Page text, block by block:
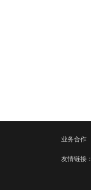
业务合作
友情链接：